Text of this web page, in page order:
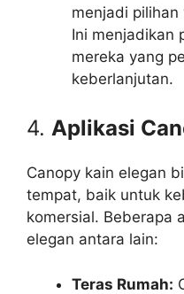
menjadi pilihan
Ini menjadikan
mereka yang
keberlanjutan.
4. Aplikasi
Canopy kain elegan
tempat, baik untuk
komersial. Beberapa
elegan antara lain:
Teras Rumah: